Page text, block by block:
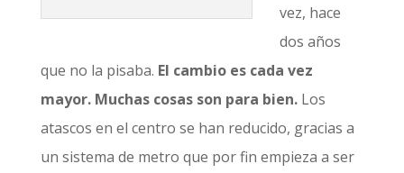
vez, hace
dos años
que no la pisaba. El cambio es cada vez
mayor. Muchas cosas son para bien.Los
atascos en el centro se han reducido, gracias a
un sistema de metro que por fin empieza a ser